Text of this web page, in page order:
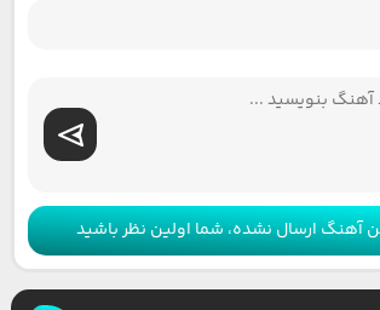
آهنگ ارسال نشده، شما اولین نظر باشید